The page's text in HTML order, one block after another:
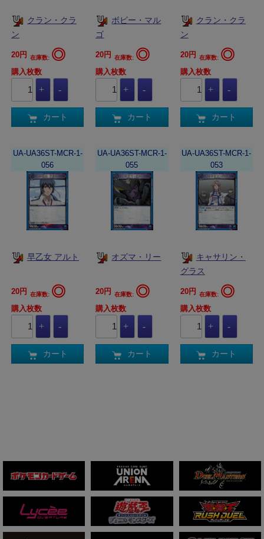
クラン・クラ
ン
20円 在庫数: ◎
購入枚数
カート
ボビー・マル
ゴ
20円 在庫数: ◎
購入枚数
カート
クラン・クラ
ン
20円 在庫数: ◎
購入枚数
カート
UA-UA36ST-MCR-1-
056
早乙女 アルト
20円 在庫数: ◎
購入枚数
カート
UA-UA36ST-MCR-1-
055
オズマ・リー
20円 在庫数: ◎
購入枚数
カート
UA-UA36ST-MCR-1-
053
キャサリン・
グラス
20円 在庫数: ◎
購入枚数
カート